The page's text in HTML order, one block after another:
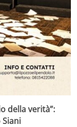
della verità”: